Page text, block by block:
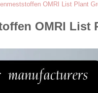
OMRI List Plant
OMRI